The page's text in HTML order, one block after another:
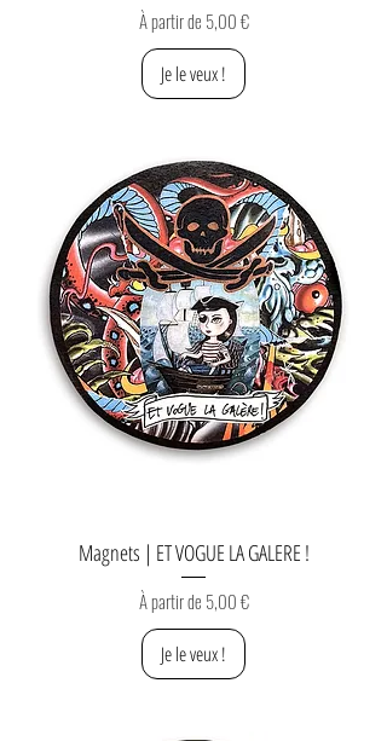
À partir de 5,00 €
Prix promotionnel
Je le veux !
Magnets | ET VOGUE LA GALERE !
À partir de 5,00 €
Prix promotionnel
Je le veux !